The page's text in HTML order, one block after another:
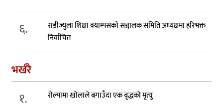
६.
राडीज्युला शिक्षा क्याम्पसको सञ्चालक समिति अध्यक्षमा हरिभक्त
निर्वाचित
भर्खरै
१. रोल्पामा खोलाले बगाउँदा एक वृद्धको मृत्यु